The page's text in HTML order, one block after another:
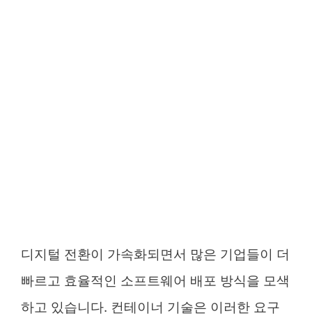
디지털 전환이 가속화되면서 많은 기업들이 더
빠르고 효율적인 소프트웨어 배포 방식을 모색
하고 있습니다. 컨테이너 기술은 이러한 요구